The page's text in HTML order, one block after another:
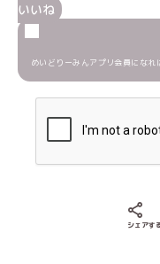
いいね
めいどりーみんアプリ会員にな
シェアす